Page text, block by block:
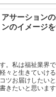
アサーション
ンのイメージ
。私は福祉業界
々と生きていけ
ツお届けしたい
きたいと思いま